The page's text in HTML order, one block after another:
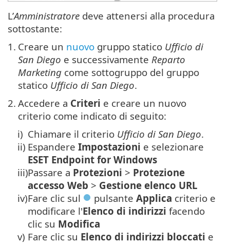
L’Amministratore deve attenersi alla procedura
sottostante:
1. Creare un nuovo gruppo statico Ufficio di
San Diego e successivamente Reparto
Marketing come sottogruppo del gruppo
statico Ufficio di San Diego.
2. Accedere a Criteri e creare un nuovo
criterio come indicato di seguito:
i) Chiamare il criterio Ufficio di San Diego.
ii) Espandere Impostazioni e selezionare
ESET Endpoint for Windows
iii)Passare a Protezioni > Protezione
accesso Web > Gestione elenco URL
iv)Fare clic sul pulsante Applica criterio e
modificare l'Elenco di indirizzi facendo
clic su Modifica
v) Fare clic su Elenco di indirizzi bloccati e